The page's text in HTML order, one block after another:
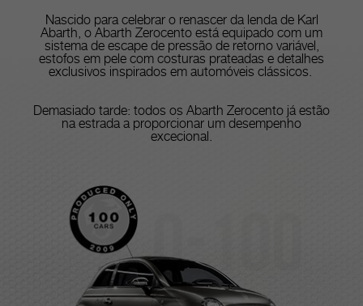
Nascido para celebrar o renascer da lenda de Karl
Abarth, o Abarth Zerocento está equipado com um
sistema de escape de pressão de retorno variável,
estofos em pele com costuras prateadas e detalhes
exclusivos inspirados em automóveis clássicos.
Demasiado tarde: todos os Abarth Zerocento já estão
na estrada a proporcionar um desempenho
excecional.